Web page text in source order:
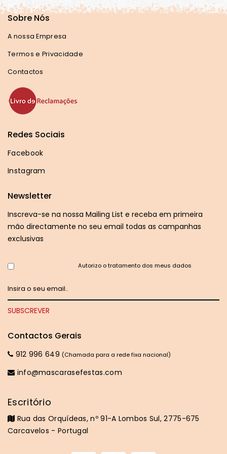
Sobre Nós
A nossa Empresa
Termos e Privacidade
Contactos
Redes Sociais
Facebook
Instagram
Newsletter
Inscreva-se na nossa Mailing List e receba em primeira
mão directamente no seu email todas as campanhas
exclusivas
Autorizo o tratamento dos meus dados
Contactos Gerais
912 996 649 (Chamada para a rede fixa nacional)
info@mascarasefestas.com
Escritório
Rua das Orquídeas, nº 91-A Lombos Sul, 2775-675
Carcavelos - Portugal